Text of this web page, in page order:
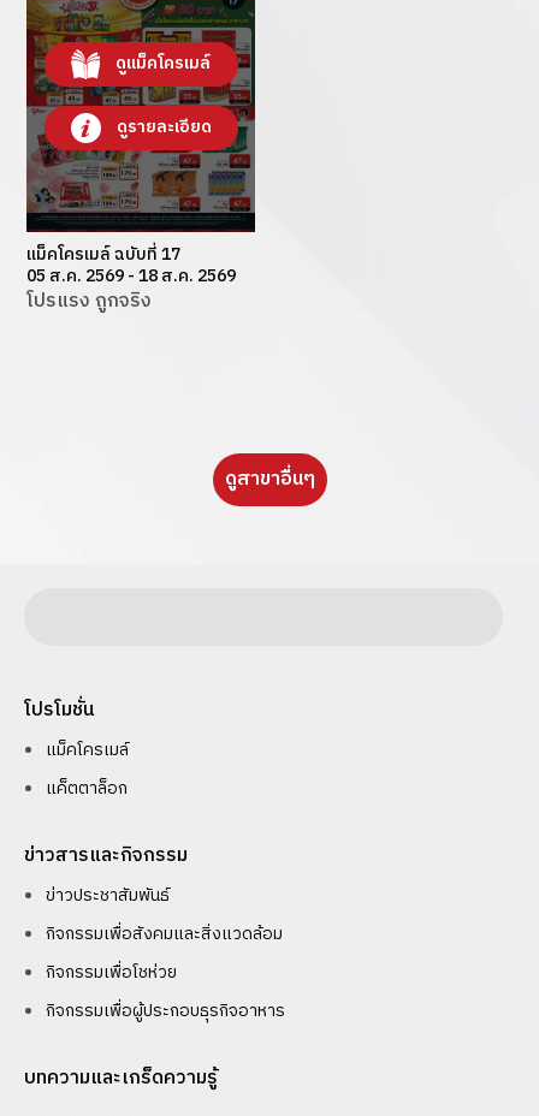
ดูแม็คโครเมล์
ดูรายละเอียด
แม็คโครเมล์ ฉบับที่ 17
05 ส.ค. 2569 - 18 ส.ค. 2569
โปรแรง ถูกจริง
ดูสาขาอื่นๆ
โปรโมชั่น
แม็คโครเมล์
แค็ตตาล็อก
ข่าวสารและกิจกรรม
ข่าวประชาสัมพันธ์
กิจกรรมเพื่อสังคมและสิ่งแวดล้อม
กิจกรรมเพื่อโชห่วย
กิจกรรมเพื่อผู้ประกอบธุรกิจอาหาร
บทความและเกร็ดความรู้